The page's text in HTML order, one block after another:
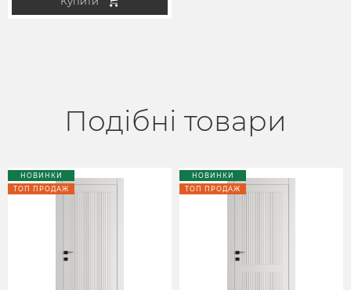
Подібні товари
НОВИНКИ
ТОП ПРОДАЖ
НОВИНКИ
ТОП ПРОДАЖ